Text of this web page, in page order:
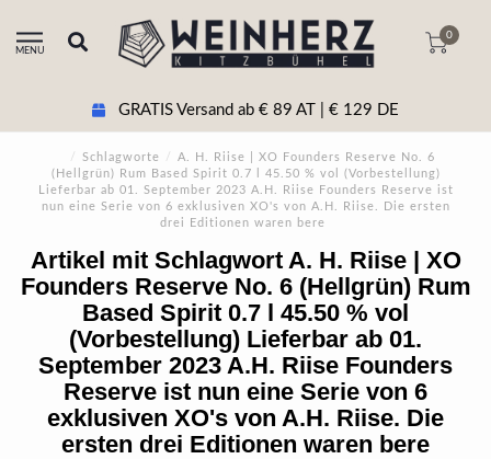
MENU
0
GRATIS Versand ab € 89 AT | € 129 DE
/ Schlagworte /
A. H. Riise | XO Founders Reserve No. 6
(Hellgrün) Rum Based Spirit 0.7 l 45.50 % vol (Vorbestellung)
Lieferbar ab 01. September 2023 A.H. Riise Founders Reserve ist
nun eine Serie von 6 exklusiven XO's von A.H. Riise. Die ersten
drei Editionen waren bere
Artikel mit Schlagwort A. H. Riise | XO
Founders Reserve No. 6 (Hellgrün) Rum
Based Spirit 0.7 l 45.50 % vol
(Vorbestellung) Lieferbar ab 01.
September 2023 A.H. Riise Founders
Reserve ist nun eine Serie von 6
exklusiven XO's von A.H. Riise. Die
ersten drei Editionen waren bere